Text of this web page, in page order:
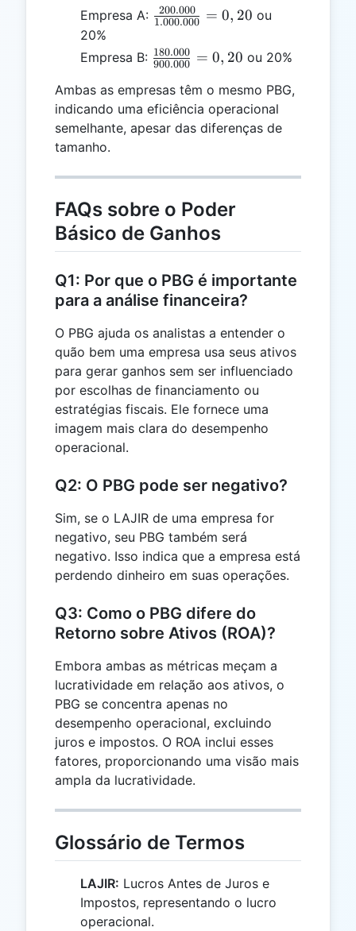
Empresa A: \frac{200.000}
0,20
1.000.000
200.000 = 0, 20 ou
20%
Empresa B: \frac{180.000}
0,20
900.000
180.000 = 0, 20 ou 20%
Ambas as empresas têm o mesmo PBG,
indicando uma eficiência operacional
semelhante, apesar das diferenças de
tamanho.
FAQs sobre o Poder
Básico de Ganhos
Q1: Por que o PBG é importante
para a análise financeira?
O PBG ajuda os analistas a entender o
quão bem uma empresa usa seus ativos
para gerar ganhos sem ser influenciado
por escolhas de financiamento ou
estratégias fiscais. Ele fornece uma
imagem mais clara do desempenho
operacional.
Q2: O PBG pode ser negativo?
Sim, se o LAJIR de uma empresa for
negativo, seu PBG também será
negativo. Isso indica que a empresa está
perdendo dinheiro em suas operações.
Q3: Como o PBG difere do
Retorno sobre Ativos (ROA)?
Embora ambas as métricas meçam a
lucratividade em relação aos ativos, o
PBG se concentra apenas no
desempenho operacional, excluindo
juros e impostos. O ROA inclui esses
fatores, proporcionando uma visão mais
ampla da lucratividade.
Glossário de Termos
LAJIR: Lucros Antes de Juros e
Impostos, representando o lucro
operacional.